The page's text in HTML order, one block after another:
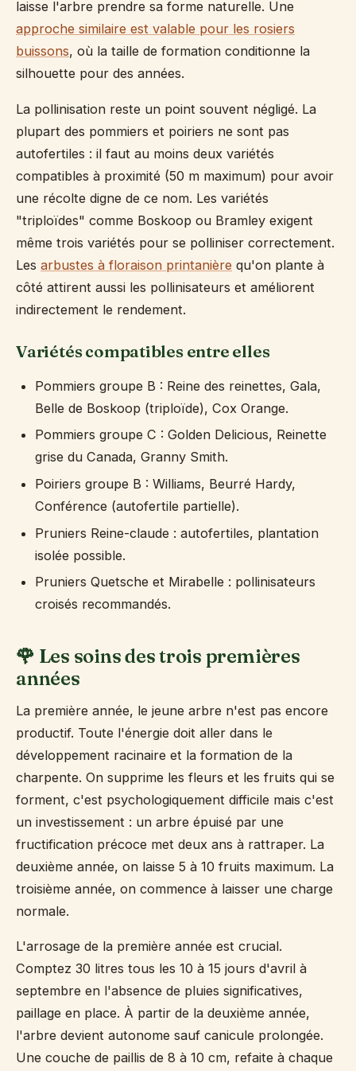
laisse l'arbre prendre sa forme naturelle. Une
approche similaire est valable pour les rosiers
buissons, où la taille de formation conditionne la
silhouette pour des années.
La pollinisation reste un point souvent négligé. La
plupart des pommiers et poiriers ne sont pas
autofertiles : il faut au moins deux variétés
compatibles à proximité (50 m maximum) pour avoir
une récolte digne de ce nom. Les variétés
"triploïdes" comme Boskoop ou Bramley exigent
même trois variétés pour se polliniser correctement.
Les arbustes à floraison printanière qu'on plante à
côté attirent aussi les pollinisateurs et améliorent
indirectement le rendement.
Variétés compatibles entre elles
Pommiers groupe B : Reine des reinettes, Gala,
Belle de Boskoop (triploïde), Cox Orange.
Pommiers groupe C : Golden Delicious, Reinette
grise du Canada, Granny Smith.
Poiriers groupe B : Williams, Beurré Hardy,
Conférence (autofertile partielle).
Pruniers Reine-claude : autofertiles, plantation
isolée possible.
Pruniers Quetsche et Mirabelle : pollinisateurs
croisés recommandés.
🌹 Les soins des trois premières
années
La première année, le jeune arbre n'est pas encore
productif. Toute l'énergie doit aller dans le
développement racinaire et la formation de la
charpente. On supprime les fleurs et les fruits qui se
forment, c'est psychologiquement difficile mais c'est
un investissement : un arbre épuisé par une
fructification précoce met deux ans à rattraper. La
deuxième année, on laisse 5 à 10 fruits maximum. La
troisième année, on commence à laisser une charge
normale.
L'arrosage de la première année est crucial.
Comptez 30 litres tous les 10 à 15 jours d'avril à
septembre en l'absence de pluies significatives,
paillage en place. À partir de la deuxième année,
l'arbre devient autonome sauf canicule prolongée.
Une couche de paillis de 8 à 10 cm, refaite à chaque